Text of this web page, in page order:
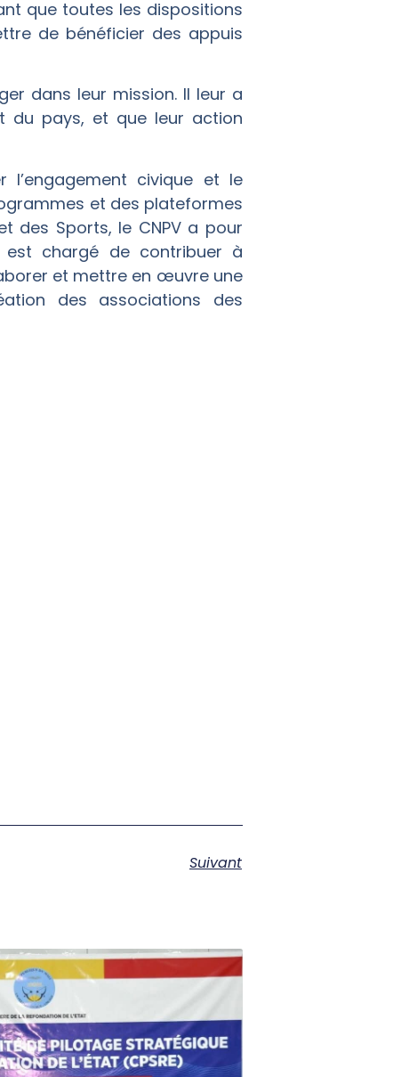
que toutes les dispositions
de bénéficier des appuis
dans leur mission. Il leur a
du pays, et que leur action
civique et le
et des plateformes
des Sports, le CNPV a pour
chargé de contribuer à
et mettre en œuvre une
des associations des
Suivant